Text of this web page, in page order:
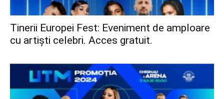
Tinerii Europei Fest: Eveniment de amploare
cu artiști celebri. Acces gratuit.